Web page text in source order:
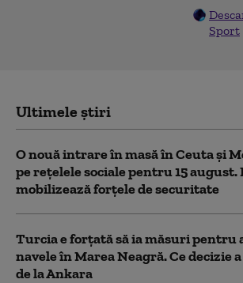
Sport
Ultimele știri
O nouă intrare în masă în Ceuta și
pe rețelele sociale pentru 15
mobilizează forțele de securitate
Turcia e forțată să ia măsuri pentru
navele în Marea Neagră. Ce decizie
de la Ankara